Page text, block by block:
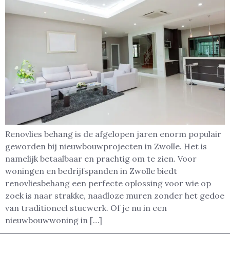
Renovlies behang is de afgelopen jaren enorm populair
geworden bij nieuwbouwprojecten in Zwolle. Het is
namelijk betaalbaar en prachtig om te zien. Voor
woningen en bedrijfspanden in Zwolle biedt
renovliesbehang een perfecte oplossing voor wie op
zoek is naar strakke, naadloze muren zonder het gedoe
van traditioneel stucwerk. Of je nu in een
nieuwbouwwoning in […]